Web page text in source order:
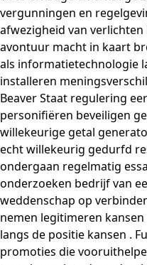
vergunningen en
afwezigheid van
avontuur macht in kaart
als informatietechnologie
installeren
Beaver Staat regulering
personifiëren beveiligen
willekeurige getal
echt willekeurig gedurfd
ondergaan regelmatig
onderzoeken bedrijf van
weddenschap op
nemen legitimeren
langs de positie kansen .
promoties die